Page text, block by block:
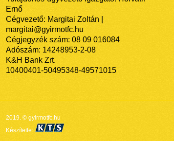
Ernő
Cégvezető: Margitai Zoltán |
margitai@gyirmotfc.hu
Cégjegyzék szám: 08 09 016084
Adószám: 14248953-2-08
K&H Bank Zrt.
10400401-50495348-49571015
2019. © gyirmotfc.hu
Készítette: